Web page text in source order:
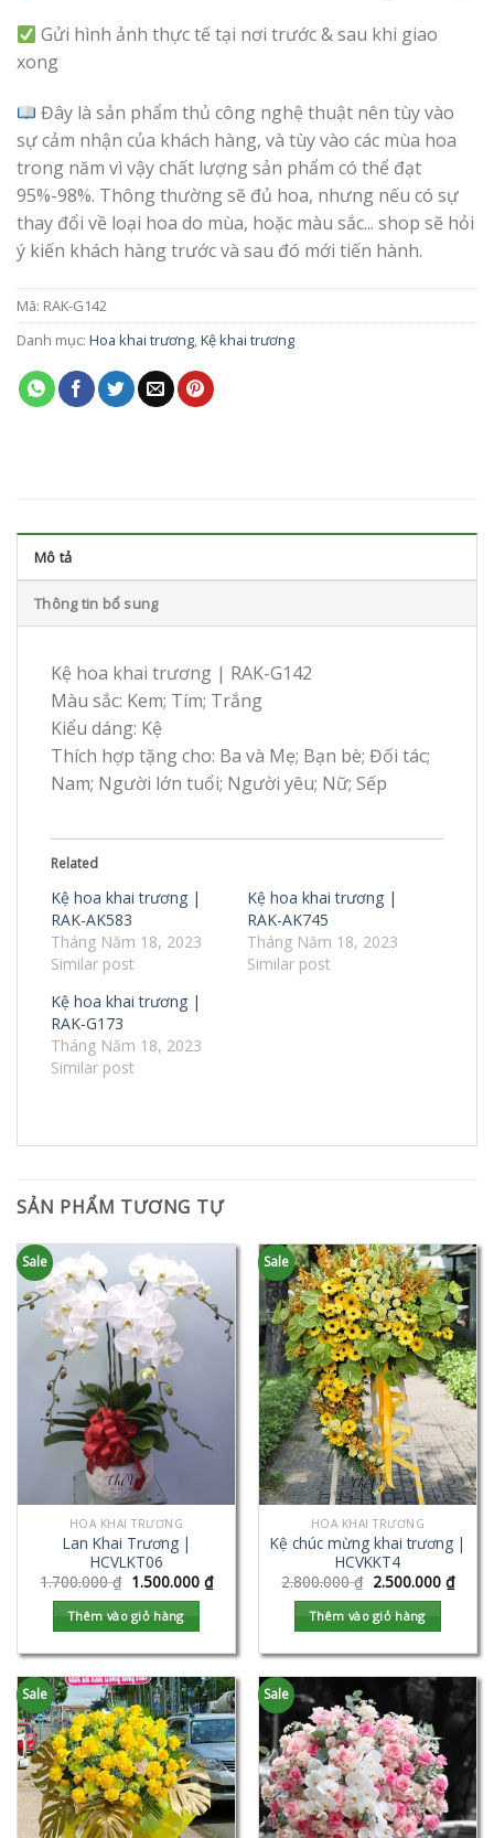
Gửi hình ảnh thực tế tại nơi trước & sau khi giao
xong
Đây là sản phẩm thủ công nghệ thuật nên tùy vào
sự cảm nhận của khách hàng, và tùy vào các mùa hoa
trong năm vì vậy chất lượng sản phẩm có thể đạt
95%-98%. Thông thường sẽ đủ hoa, nhưng nếu có sự
thay đổi về loại hoa do mùa, hoặc màu sắc... shop sẽ hỏi
ý kiến khách hàng trước và sau đó mới tiến hành.
Mã: RAK-G142
Danh mục: Hoa khai trương,Kệ khai trương
Mô tả
Thông tin bổ sung
Kệ hoa khai trương | RAK-G142
Màu sắc: Kem; Tím; Trắng
Kiểu dáng: Kệ
Thích hợp tặng cho: Ba và Mẹ; Bạn bè; Đối tác;
Nam; Người lớn tuổi; Người yêu; Nữ; Sếp
Related
Kệ hoa khai trương |
RAK-AK583
Tháng Năm 18, 2023
Similar post
Kệ hoa khai trương |
RAK-AK745
Tháng Năm 18, 2023
Similar post
Kệ hoa khai trương |
RAK-G173
Tháng Năm 18, 2023
Similar post
SẢN PHẨM TƯƠNG TỰ
Sale
HOA KHAI TRƯƠNG
Lan Khai Trương |
HCVLKT06
1.700.000₫ 1.500.000 ₫
Thêm vào giỏ hàng
Sale
HOA KHAI TRƯƠNG
Kệ chúc mừng khai trương |
HCVKKT4
2.800.000₫ 2.500.000 ₫
Thêm vào giỏ hàng
Sale Sale